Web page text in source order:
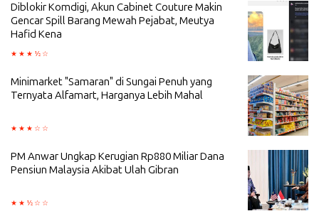
Diblokir Komdigi, Akun Cabinet Couture Makin
Gencar Spill Barang Mewah Pejabat, Meutya
Hafid Kena
Minimarket "Samaran" di Sungai Penuh yang
Ternyata Alfamart, Harganya Lebih Mahal
PM Anwar Ungkap Kerugian Rp880 Miliar Dana
Pensiun Malaysia Akibat Ulah Gibran